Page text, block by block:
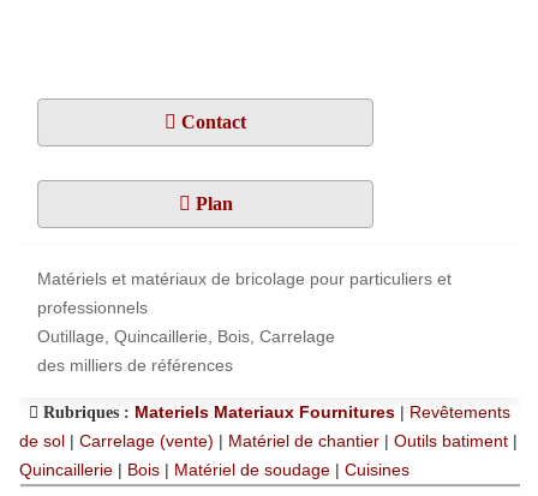
Contact
Plan
Matériels et matériaux de bricolage pour particuliers et
professionnels
Outillage, Quincaillerie, Bois, Carrelage
des milliers de références
Rubriques : Materiels Materiaux Fournitures | Revêtements
de sol | Carrelage (vente) | Matériel de chantier | Outils batiment |
Quincaillerie | Bois | Matériel de soudage | Cuisines